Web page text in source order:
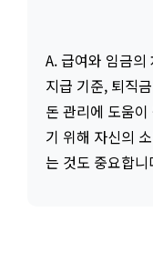
A. 급여와 임금의
지급 기준, 퇴직
돈 관리에 도움
기 위해 자신의
는 것도 중요합니